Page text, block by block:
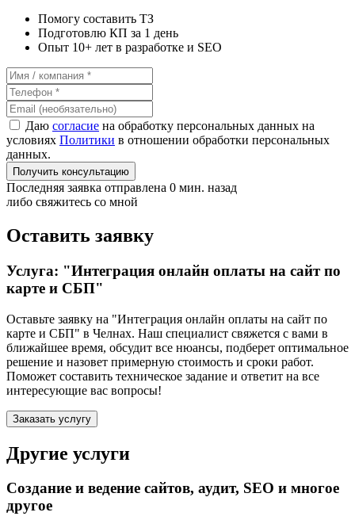
Помогу составить ТЗ
Подготовлю КП за 1 день
Опыт 10+ лет в разработке и SEO
Даю согласие на обработку персональных данных на
условиях Политики в отношении обработки персональных
данных.
Получить консультацию
Последняя заявка отправлена 0 мин. назад
либо свяжитесь со мной
Оставить заявку
Услуга: "Интеграция онлайн оплаты на сайт по
карте и СБП"
Оставьте заявку на "Интеграция онлайн оплаты на сайт по
карте и СБП" в Челнах. Наш специалист свяжется с вами в
ближайшее время, обсудит все нюансы, подберет оптимальное
решение и назовет примерную стоимость и сроки работ.
Поможет составить техническое задание и ответит на все
интересующие вас вопросы!
Заказать услугу
Другие услуги
Создание и ведение сайтов, аудит, SEO и многое
другое